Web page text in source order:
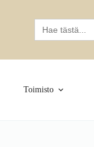
Search
for:
Toimisto